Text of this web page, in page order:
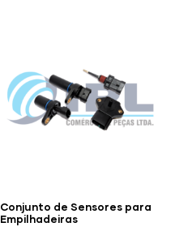
Conjunto de Sensores para
Empilhadeiras